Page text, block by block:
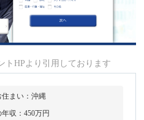
HPより引用しております
住まい：沖縄
収：450万円